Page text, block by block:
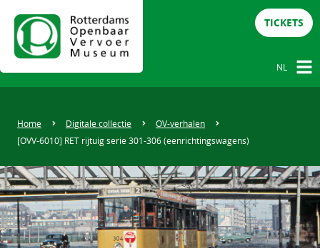
TICKETS
NL
Home Digitale collectie
OV-verhalen
[OVV-6010] RET rijtuig serie 301-306 (eenrichtingswagens)